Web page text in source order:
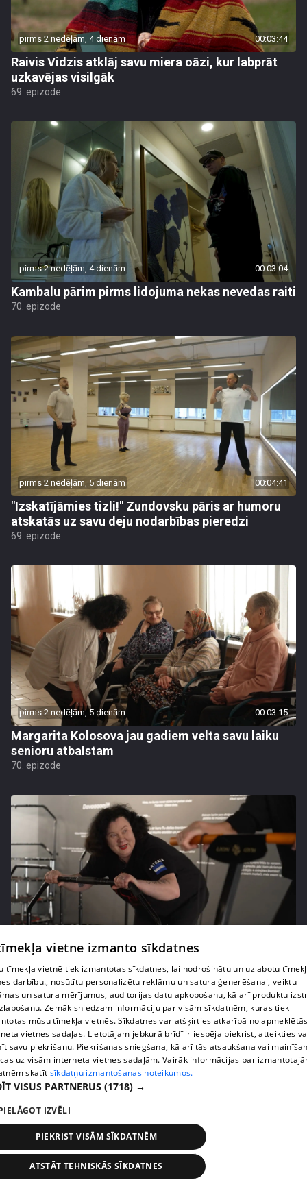
pirms 2 nedēļām, 4 dienām 00:03:44
Raivis Vidzis atklāj savu miera oāzi, kur labprāt
uzkavējas visilgāk
69. epizode
pirms 2 nedēļām, 4 dienām 00:03:04
Kambalu pārim pirms lidojuma nekas nevedas raiti
70. epizode
pirms 2 nedēļām, 5 dienām 00:04:41
"Izskatījāmies tizli!" Zundovsku pāris ar humoru
atskatās uz savu deju nodarbības pieredzi
69. epizode
pirms 2 nedēļām, 5 dienām 00:03:15
Margarita Kolosova jau gadiem velta savu laiku
senioru atbalstam
70. epizode
pirms 2 nedēļām, 6 dienām
Margaritai Kolosovai sporta treniņš sagādā
pamatīgas galvassāpes
69. epizode
pirms 2 nedēļām, 6 dienām
vietne izmanto sīkdatnes
tīmekļa vietnē tiek izmantotas sīkdatnes, lai nodrošinātu un uzlabotu
darbību., nosūtītu personalizētu reklāmu un satura ģenerēšanai, veiktu
un satura mērījumus, auditorijas datu apkopošanu, kā arī produktu
Zemāk sniedzam informāciju par visām sīkdatnēm, kuras tiek
mūsu tīmekļa vietnēs. Sīkdatnes var atšķirties atkarībā no
vietnes sadaļas. Lietotājam jebkurā brīdī ir iespēja piekrist, atteikties
savu piekrišanu. Piekrišanas sniegšana, kā arī tās atsaukšana vai
uz visām interneta vietnes sadaļām. Vairāk informācijas par
skatīt sīkdatņu izmantošanas noteikumos.
VISUS PARTNERUS (1718) →
IZVĒLI
PIEKRIST VISĀM SĪKDATNĒM
ATSTĀT TEHNISKĀS SĪKDATNES